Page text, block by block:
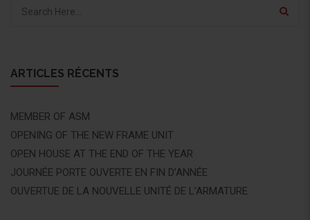
ARTICLES RÉCENTS
MEMBER OF ASM
OPENING OF THE NEW FRAME UNIT
OPEN HOUSE AT THE END OF THE YEAR
JOURNÉE PORTE OUVERTE EN FIN D’ANNÉE
OUVERTUE DE LA NOUVELLE UNITÉ DE L’ARMATURE